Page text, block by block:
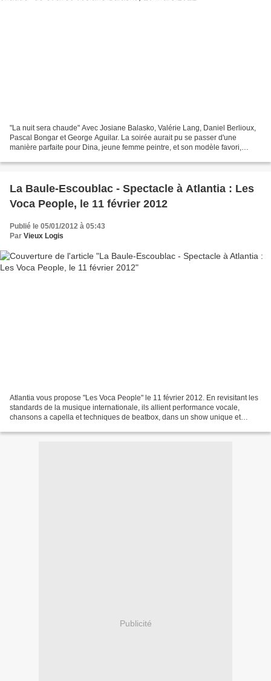
"La nuit sera chaude" Avec Josiane Balasko, Valérie Lang, Daniel Berlioux,
Pascal Bongar et George Aguilar. La soirée aurait pu se passer d'une
manière parfaite pour Dina, jeune femme peintre, et son modèle favori,
La Baule-Escoublac - Spectacle à Atlantia : Les
Voca People, le 11 février 2012
Publié le 05/01/2012 à 05:43
Par Vieux Logis
Atlantia vous propose "Les Voca People" le 11 février 2012. En revisitant les
standards de la musique internationale, ils allient performance vocale,
chansons a capella et techniques de beatbox, dans un show unique et
Publicité